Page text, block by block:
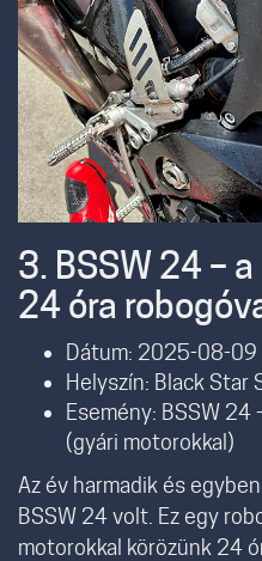
3. BSSW 24 –
24 óra
Dátum: 2025-08-
Helyszín: Black Star
Esemény: BSSW
(gyári motorokkal)
Az év harmadik és
BSSW 24 volt. Ez egy
motorokkal körözünk 24